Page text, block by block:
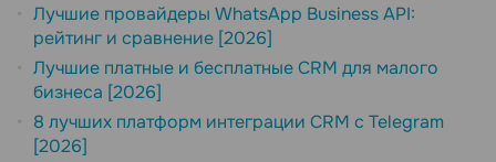
Лучшие провайдеры WhatsApp Business API:
рейтинг и сравнение [2026]
Лучшие платные и бесплатные CRM для малого
бизнеса [2026]
8 лучших платформ интеграции CRM с Telegram
[2026]